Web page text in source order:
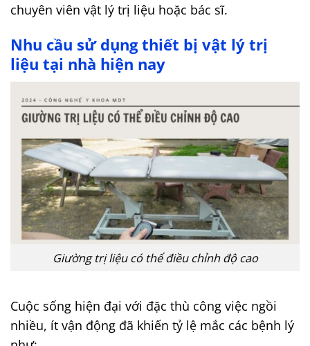
chuyên viên vật lý trị liệu hoặc bác sĩ.
Nhu cầu sử dụng thiết bị vật lý trị
liệu tại nhà hiện nay
Giường trị liệu có thể điều chỉnh độ cao
Cuộc sống hiện đại với đặc thù công việc ngồi
nhiều, ít vận động đã khiến tỷ lệ mắc các bệnh lý